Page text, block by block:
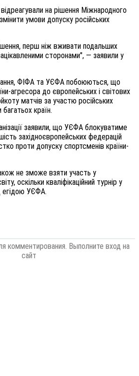
відреагували на рішення Міжнародного
умови допуску російських
перш ніж вживати подальших
сторонами", — заявили у
ФІФА та УЄФА побоюються, що
агресора до європейських і світових
матчів за участю російських
країн.
заявили, що УЄФА блокуватиме
західноєвропейських федерацій
проти допуску спортсменів країни-
не зможе взяти участь у
оскільки кваліфікаційний турнір у
егідою УЄФА.
комментирования. Выполните вход на
сайт